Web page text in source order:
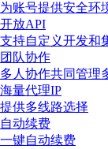
为账号提供安全环
开放API
支持自定义开发和
团队协作
多人协作共同管理
海量代理IP
提供多线路选择
自动续费
一键自动续费